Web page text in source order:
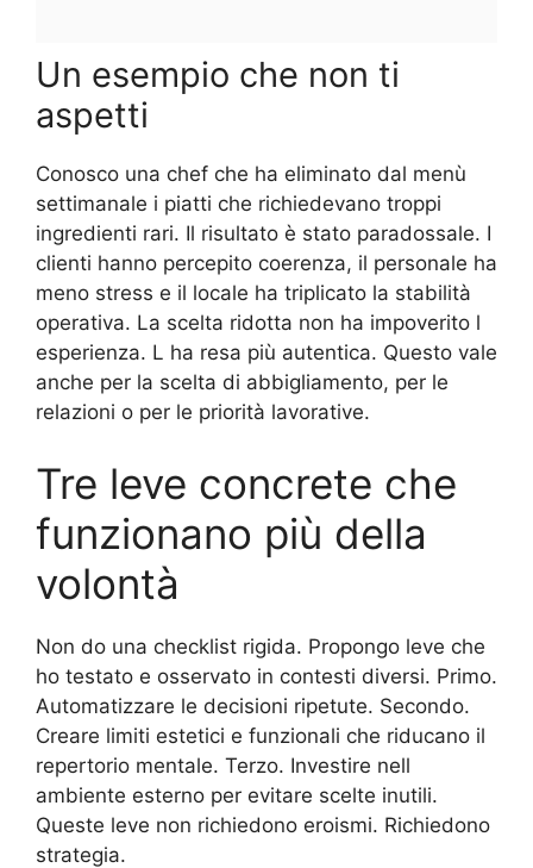
Un esempio che non ti
aspetti
Conosco una chef che ha eliminato dal menù
settimanale i piatti che richiedevano troppi
ingredienti rari. Il risultato è stato paradossale. I
clienti hanno percepito coerenza, il personale ha
meno stress e il locale ha triplicato la stabilità
operativa. La scelta ridotta non ha impoverito l
esperienza. L ha resa più autentica. Questo vale
anche per la scelta di abbigliamento, per le
relazioni o per le priorità lavorative.
Tre leve concrete che
funzionano più della
volontà
Non do una checklist rigida. Propongo leve che
ho testato e osservato in contesti diversi. Primo.
Automatizzare le decisioni ripetute. Secondo.
Creare limiti estetici e funzionali che riducano il
repertorio mentale. Terzo. Investire nell
ambiente esterno per evitare scelte inutili.
Queste leve non richiedono eroismi. Richiedono
strategia.